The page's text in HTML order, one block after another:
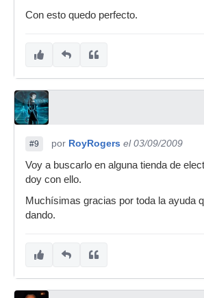
Con esto quedo perfecto.
#9 por RoyRogers el 03/09/2009
Voy a buscarlo en alguna tienda de
doy con ello.
Muchísimas gracias por toda la ayuda
dando.